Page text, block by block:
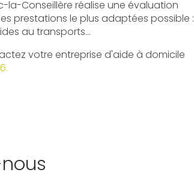
la-Conseillère réalise une évaluation
prestations le plus adaptées possible :
au transports...
votre entreprise d'aide à domicile